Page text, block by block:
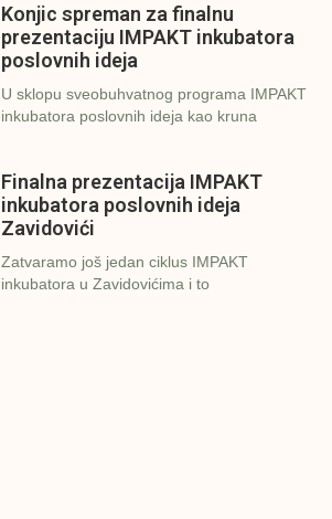
Konjic spreman za finalnu
prezentaciju IMPAKT inkubatora
poslovnih ideja
U sklopu sveobuhvatnog programa IMPAKT
inkubatora poslovnih ideja kao kruna
Finalna prezentacija IMPAKT
inkubatora poslovnih ideja
Zavidovići
Zatvaramo još jedan ciklus IMPAKT
inkubatora u Zavidovićima i to